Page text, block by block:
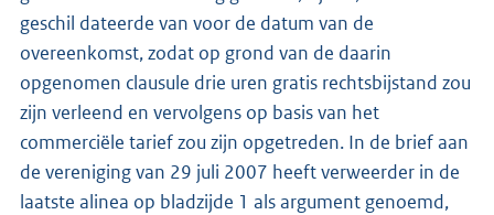
geschil dateerde van voor de datum van de
overeenkomst, zodat op grond van de daarin
opgenomen clausule drie uren gratis rechtsbijstand zou
zijn verleend en vervolgens op basis van het
commerciële tarief zou zijn opgetreden. In de brief aan
de vereniging van 29 juli 2007 heeft verweerder in de
laatste alinea op bladzijde 1 als argument genoemd,